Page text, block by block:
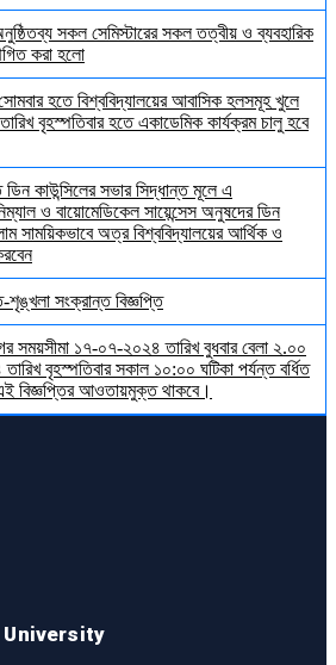
সকল সেমিস্টারের সকল তত্বীয় ও ব্যবহারিক
করা হলো
হতে বিশ্ববিদ্যালয়ের আবাসিক হলসমূহ খুলে
বৃহস্পতিবার হতে একাডেমিক কার্যক্রম চালু হবে
কাউন্সিলের সভার সিদ্ধান্ত মূলে এ
ও বায়োমেডিকেল সায়েন্সেস অনুষদের ডিন
সাময়িকভাবে অত্র বিশ্ববিদ্যালয়ের আর্থিক ও
শৃঙ্খলা সংক্রান্ত বিজ্ঞপ্তি
সময়সীমা ১৭-০৭-২০২৪ তারিখ বুধবার বেলা ২.০০
বৃহস্পতিবার সকাল ১০:০০ ঘটিকা পর্যন্ত বর্ধিত
এই বিজ্ঞপ্তির আওতায়মুক্ত থাকবে।